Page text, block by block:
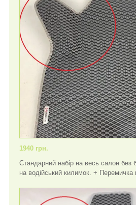
1940 грн.
Стандарний набір на весь салон без
на водійський килимок. + Перемичка